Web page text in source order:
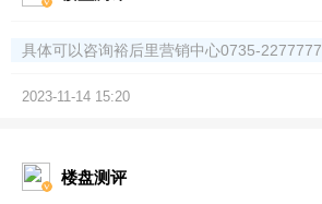
具体可以咨询裕后里营销中心0735-2277777
2023-11-14 15:20
楼盘测评